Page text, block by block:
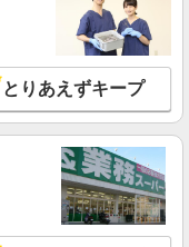
☆車の運転できる方優
日払い有/週払い有/交
)＞
駅
詳細を見る
とりあえずキープ